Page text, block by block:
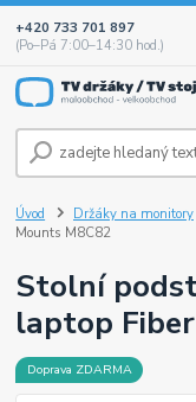
+420 733 701 897
(Po–Pá 7:00–14:30 hod.)
Úvod Držáky na monitory
Mounts M8C82
Stolní
laptop
Doprava ZDARMA